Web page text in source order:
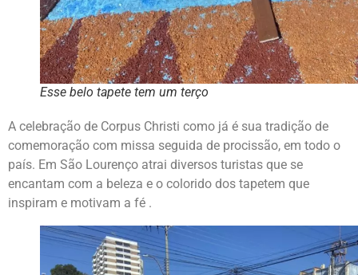
Esse belo tapete tem um terço
A celebração de Corpus Christi como já é sua tradição de
comemoração com missa seguida de procissão, em todo o
país. Em São Lourenço atrai diversos turistas que se
encantam com a beleza e o colorido dos tapetem que
inspiram e motivam a fé .